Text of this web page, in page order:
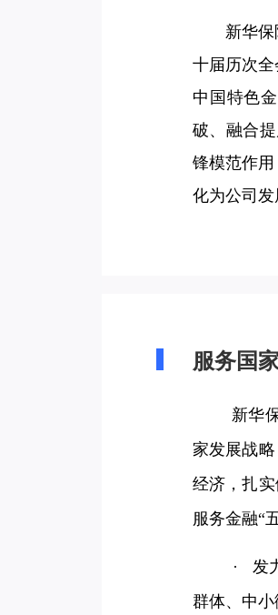
新华保险
十届历次
中国特色
破、融合
锋模范作
化为公司发
服务国
新华
家发展战
经济，扎
服务金融“
·
发
群体、中